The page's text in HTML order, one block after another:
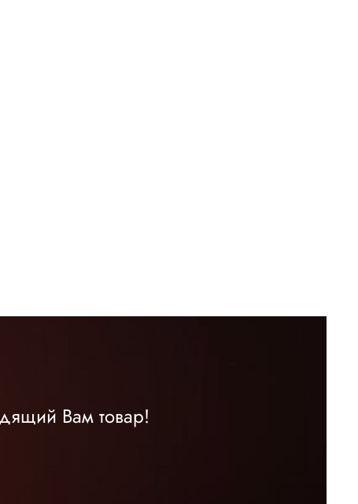
Вам товар!